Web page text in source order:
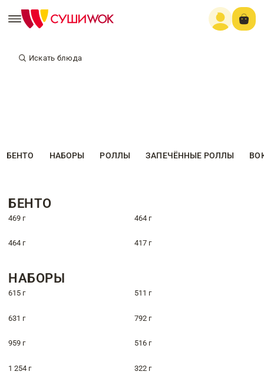
Искать блюда
БЕНТО НАБОРЫ РОЛЛЫ ЗАПЕЧЁННЫЕ РОЛЛЫ
БЕНТО
469 г 464 г
464 г 417 г
НАБОРЫ
615 г 511 г
631 г 792 г
959 г 516 г
1 254 г 322 г